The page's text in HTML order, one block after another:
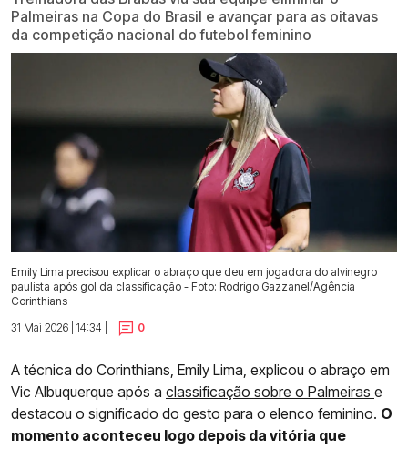
Palmeiras na Copa do Brasil e avançar para as oitavas
da competição nacional do futebol feminino
Emily Lima precisou explicar o abraço que deu em jogadora do alvinegro
paulista após gol da classificação - Foto: Rodrigo Gazzanel/Agência
Corinthians
31 Mai 2026 | 14:34 |
0
A técnica do Corinthians, Emily Lima, explicou o abraço em
Vic Albuquerque após a classificação sobre o Palmeiras e
destacou o significado do gesto para o elenco feminino. O
momento aconteceu logo depois da vitória que